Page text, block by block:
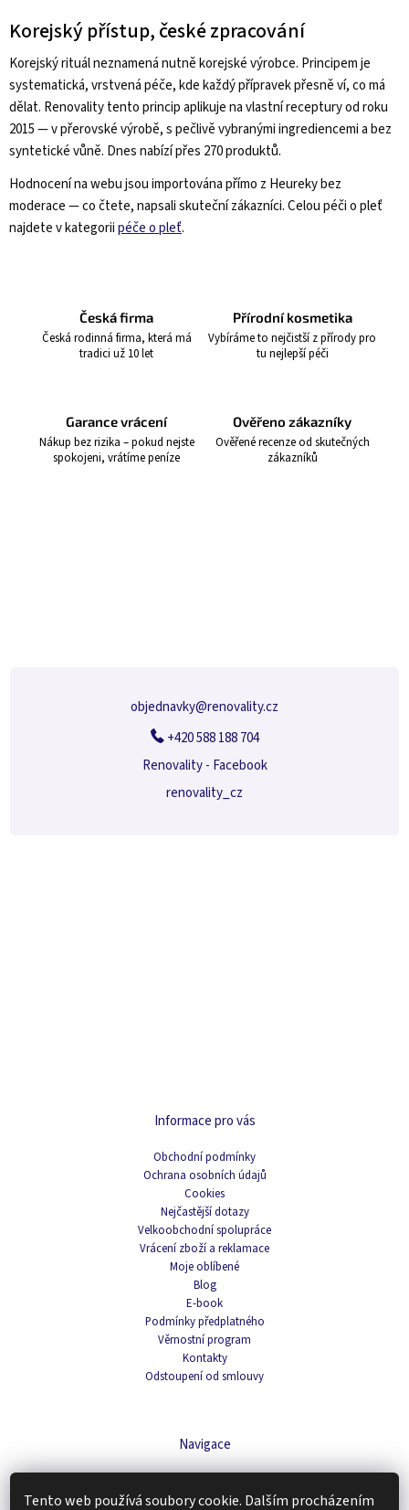
Tento web používá soubory cookie. Dalším procházením
Korejský přístup, české zpracování
Korejský rituál neznamená nutně korejské výrobce. Principem je
systematická, vrstvená péče, kde každý přípravek přesně ví, co má
dělat. Renovality tento princip aplikuje na vlastní receptury od roku
2015 — v přerovské výrobě, s pečlivě vybranými ingrediencemi a bez
syntetické vůně. Dnes nabízí přes 270 produktů.
Hodnocení na webu jsou importována přímo z Heureky bez
moderace — co čtete, napsali skuteční zákazníci. Celou péči o pleť
najdete v kategoriipéče o pleť.
Česká firma
Česká rodinná firma, která má
tradici už 10 let
Přírodní kosmetika
Vybíráme to nejčistší z přírody pro
tu nejlepší péči
Garance vrácení
Nákup bez rizika – pokud nejste
spokojeni, vrátíme peníze
Ověřeno zákazníky
Ověřené recenze od skutečných
zákazníků
Informace pro vás
Obchodní podmínky
Ochrana osobních údajů
Cookies
Nejčastější dotazy
Velkoobchodní spolupráce
Vrácení zboží a reklamace
Moje oblíbené
Blog
E-book
Podmínky předplatného
Věrnostní program
Kontakty
Odstoupení od smlouvy
Navigace
Domácnost
objednavky@renovality.cz
+420 588 188 704
Renovality - Facebook
renovality_cz